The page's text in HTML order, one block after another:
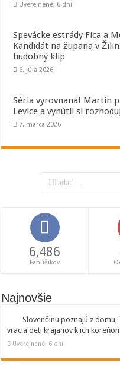
Uverejnené: 6 dní
Spevácke estrády Fica a
Kandidát na župana v
hudobný klip
6. júla 2026
Séria vyrovnaná! Martin
Levice a vynútil si
7. marca 2026
6,486
Fanúšikov
Najnovšie
Slovenčinu poznajú z
vracia deti krajanov k ich
Uverejnené: 6 dní